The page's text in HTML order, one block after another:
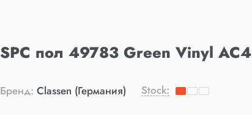
SPC пол 49783 Green Vinyl AC4
Бренд: Classen (Германия) Stock: